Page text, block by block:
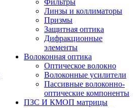
Фильтры
Линзы и коллиматоры
Призмы
Защитная оптика
Дифракционные
элементы
Волоконная оптика
Оптическое волокно
Волоконные усилители
Пассивные волоконно-
оптические компоненты
ПЗС И КМОП матрицы